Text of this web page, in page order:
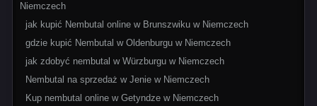
Niemczech
jak kupić Nembutal online w Brunszwiku w Niemczech
gdzie kupić Nembutal w Oldenburgu w Niemczech
jak zdobyć nembutal w Würzburgu w Niemczech
Nembutal na sprzedaż w Jenie w Niemczech
Kup nembutal online w Getyndze w Niemczech